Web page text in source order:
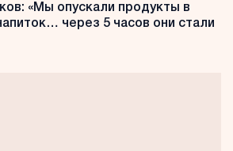
«Мы опускали продукты в
через 5 часов они стали